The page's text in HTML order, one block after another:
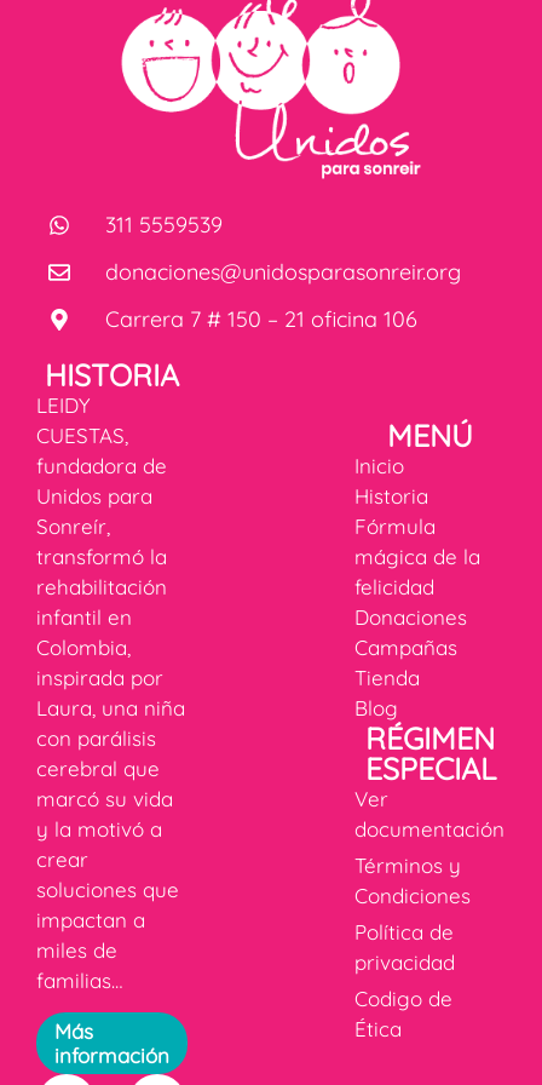
311 5559539
donaciones@unidosparasonreir.org
Carrera 7 # 150 – 21 oficina 106
HISTORIA
LEIDY
CUESTAS,
fundadora de
Unidos para
Sonreír,
transformó la
rehabilitación
infantil en
Colombia,
inspirada por
Laura, una niña
con parálisis
cerebral que
marcó su vida
y la motivó a
crear
soluciones que
impactan a
miles de
familias…
Más
información
MENÚ
Inicio
Historia
Fórmula
mágica de la
felicidad
Donaciones
Campañas
Tienda
Blog
RÉGIMEN
ESPECIAL
Ver
documentación
Términos y
Condiciones
Política de
privacidad
Codigo de
Ética